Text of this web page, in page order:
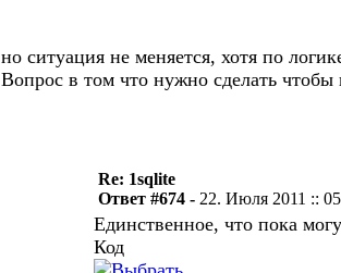
но ситуация не меняется, хотя по
Вопрос в том что нужно сделать чтобы
Re: 1sqlite
Ответ #674 - 22. Июля 2011 ::
Единственное, что пока
Код